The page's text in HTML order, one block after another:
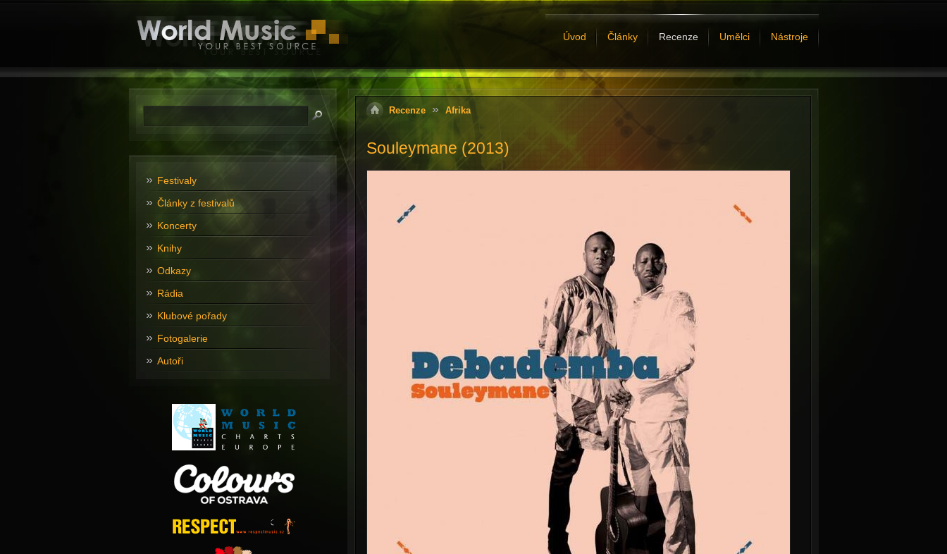
Úvod Články Recenze Umělci Nástroje
Recenze Afrika
Souleymane (2013)
Festivaly
Články z festivalů
Koncerty
Knihy
Odkazy
Rádia
Klubové pořady
Fotogalerie
Autoři